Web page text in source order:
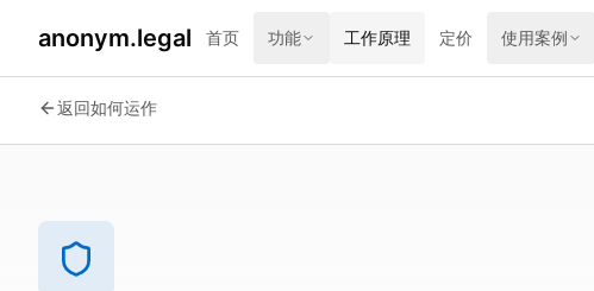
anonym.legal 首页 功能 工作原理 定价 使用案例
返回如何运作